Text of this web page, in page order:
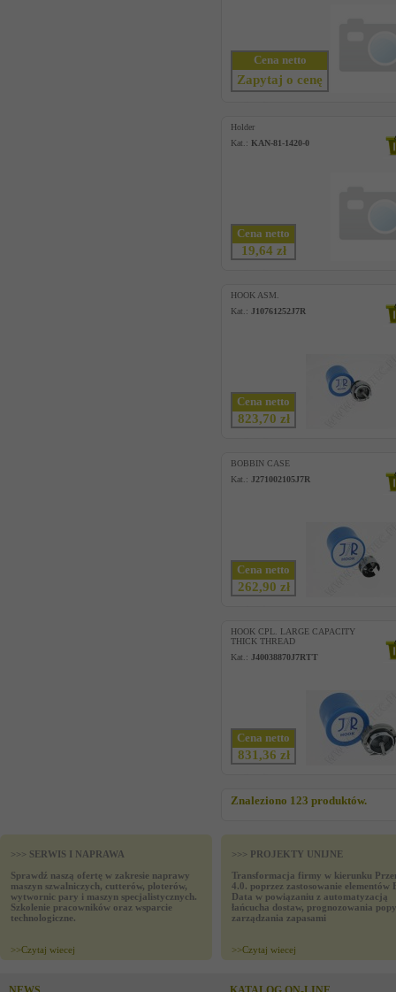
Cena netto
Zapytaj o cenę
Holder
Kat.: KAN-81-1420-0
Cena netto
19,64 zł
HOOK ASM.
Kat.: J10761252J7R
Cena netto
823,70 zł
BOBBIN CASE
Kat.: J271002105J7R
Cena netto
262,90 zł
HOOK CPL. LARGE CAPACITY
THICK THREAD
Kat.: J40038870J7RTT
Cena netto
831,36 zł
Znaleziono 123 produktów.
>>> SERWIS I NAPRAWA
Sprawdź naszą ofertę w zakresie naprawy
maszyn szwalniczych, cutterów, ploterów,
wytwornic pary i maszyn specjalistycznych.
Szkolenie pracowników oraz wsparcie
technologiczne.
>>Czytaj wiecej
>>> PROJEKTY UNIJNE
Transformacja firmy w kierunku
4.0. poprzez zastosowanie elementów
Data w powiązaniu z automatyzacją
łańcucha dostaw, prognozowania
zarządzania zapasami
>>Czytaj wiecej